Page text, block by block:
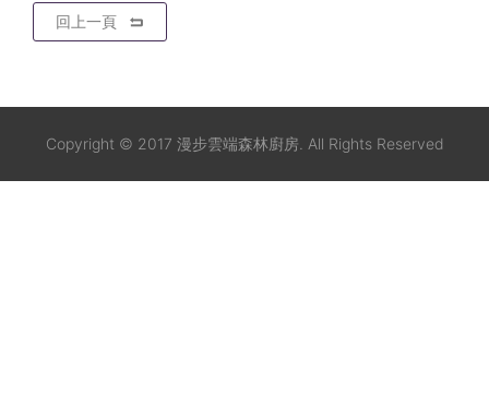
回上一頁
Copyright © 2017 漫步雲端森林廚房. All Rights Reserved